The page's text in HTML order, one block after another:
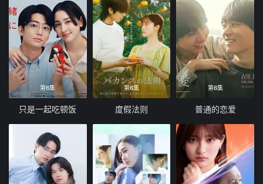
第6集
只是一起吃顿饭
第6集
度假法则
第6集
普通的恋爱